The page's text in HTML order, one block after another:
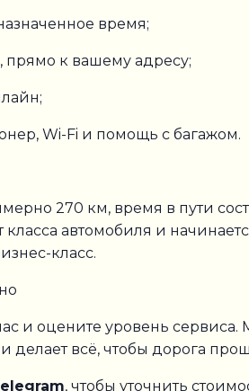
время;
к вашему адресу;
Wi-Fi и помощь с багажом.
270 км, время в пути
автомобиля и
класс.
и оцените уровень
делает всё, чтобы дорога
, чтобы уточнить